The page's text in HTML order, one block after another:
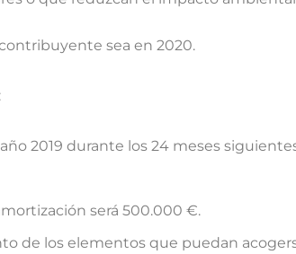
sea en 2020.
2019 durante los 24 meses
será 500.000 €.
de los elementos que puedan